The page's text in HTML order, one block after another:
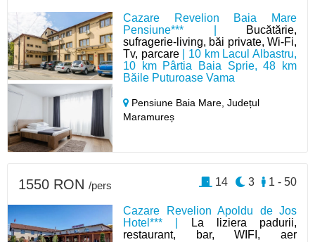
Cazare Revelion Baia Mare
Pensiune*** |
Bucătărie,
sufragerie-living, băi private, Wi-Fi,
Tv, parcare| 10 km Lacul Albastru,
10 km Pârtia Baia Sprie, 48 km
Băile Puturoase Vama
Pensiune Baia Mare,Județul
Maramureș
Cazare Revelion Apoldu de Jos
Hotel*** |
La liziera padurii,
restaurant, bar, WIFI, aer
1550 RON /pers 1 - 50
3
14